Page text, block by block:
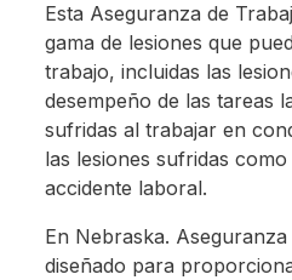
Esta Aseguranza de
gama de lesiones que
trabajo, incluidas las
desempeño de las tareas
sufridas al trabajar en
las lesiones sufridas
accidente laboral.
En Nebraska.
diseñado para